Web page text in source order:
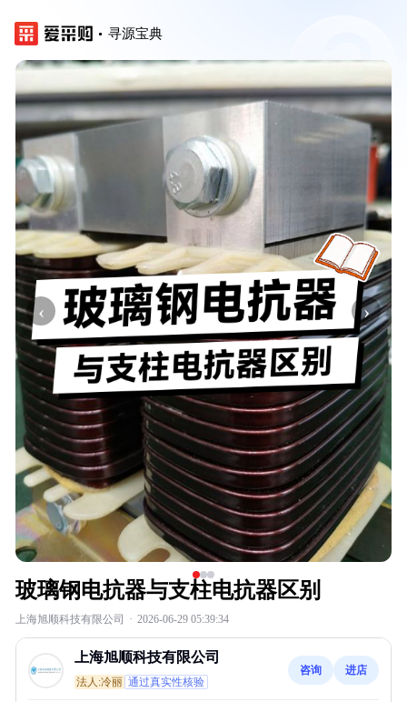
寻源宝典
‹ ›
玻璃钢电抗器与支柱电抗器区别
上海旭顺科技有限公司 · 2026-06-29 05:39:34
上海旭顺科技有限公司
法人:冷丽 通过真实性核验
咨询 进店